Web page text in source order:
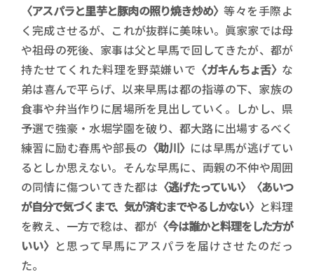
〈アスパラと里芋と豚肉の照り焼き炒め〉等々を手際よ
く完成させるが、これが抜群に美味い。眞家家では母
や祖母の死後、家事は父と早馬で回してきたが、都が
持たせてくれた料理を野菜嫌いで 〈ガキんちょ舌〉 な
弟は喜んで平らげ、以来早馬は都の指導の下、家族の
食事や弁当作りに居場所を見出していく。しかし、県
予選で強豪・水堀学園を破り、都大路に出場するべく
練習に励む春馬や部長の 〈助川〉 には早馬が逃げてい
るとしか思えない。そんな早馬に、両親の不仲や周囲
の同情に傷ついてきた都は 〈逃げたっていい〉〈あいつ
が自分で気づくまで、気が済むまでやるしかない〉 と料理
を教え、一方で稔は、都が 〈今は誰かと料理をした方が
いい〉 と思って早馬にアスパラを届けさせたのだっ
た。